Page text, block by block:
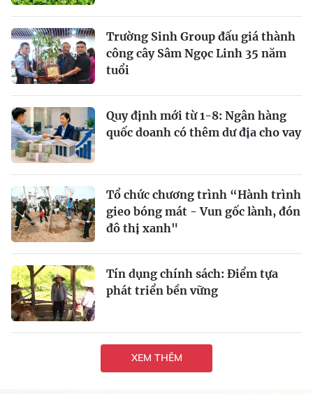
Trường Sinh Group đấu giá thành
công cây Sâm Ngọc Linh 35 năm
tuổi
Quy định mới từ 1-8: Ngân hàng
quốc doanh có thêm dư địa cho vay
Tổ chức chương trình “Hành trình
gieo bóng mát - Vun gốc lành, đón
đô thị xanh"
Tín dụng chính sách: Ðiểm tựa
phát triển bền vững
XEM THÊM